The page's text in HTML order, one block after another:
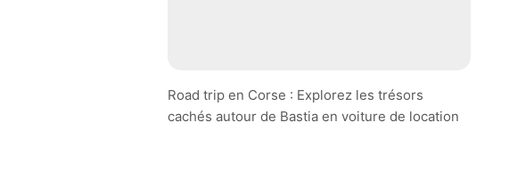
Road trip en Corse : Explorez les trésors
cachés autour de Bastia en voiture de location